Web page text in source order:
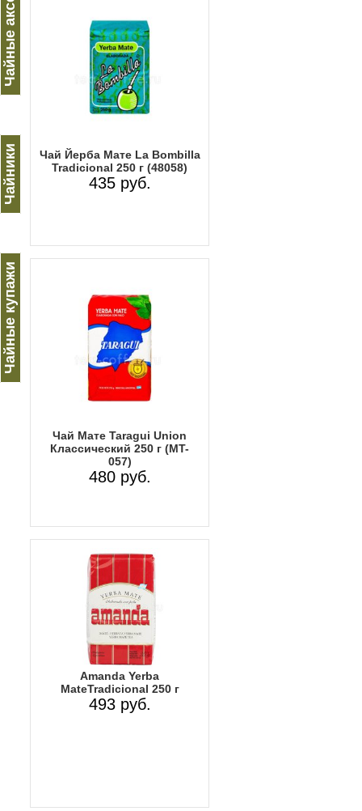
Чайники
Чайные купажи
Чай Йерба Мате La Bombilla
Tradicional 250 г (48058)
435 руб.
Чай Мате Taragui Union
Классический 250 г (MT-
057)
480 руб.
Amanda Yerba
MateTradicional 250 г
493 руб.